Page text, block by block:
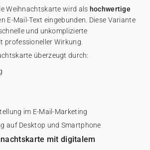
Weihnachtskarte wird als hochwertige
E-Mail-Text eingebunden. Diese Variante
und unkomplizierte
professioneller Wirkung.
überzeugt durch:
im E-Mail-Marketing
auf Desktop und Smartphone
mit digitalem